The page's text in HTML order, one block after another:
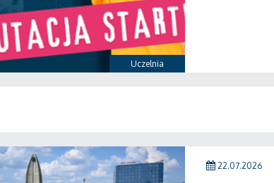
Uczelnia
22.07.2026